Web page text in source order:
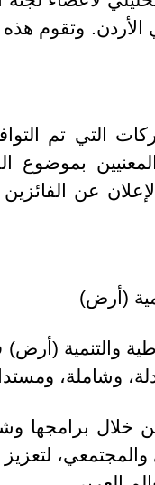
وتقوم هذه
التي تم
بموضوع
عن
(أرض)
وشاملة،
برامجها
والمجتمعي،